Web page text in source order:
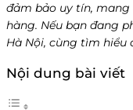
đảm bảo uy tín,
hàng. Nếu bạn đang
Hà Nội, cùng tìm hiểu
Nội dung bài viết